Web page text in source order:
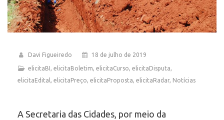
Davi Figueiredo 18 de julho de 2019
elicitaBI elicitaBoletim elicitaCurso elicitaDisputa
elicitaEdital
elicitaPreço elicitaProposta elicitaRadar, Notícias
A Secretaria das Cidades, por meio da